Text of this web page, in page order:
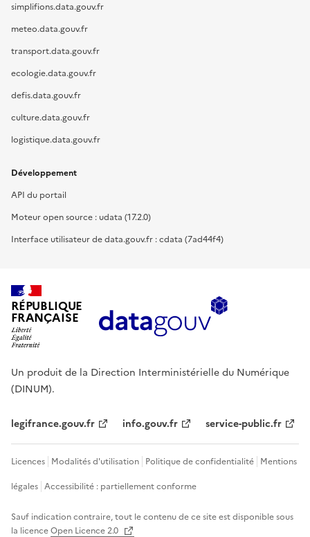
simplifions.data.gouv.fr
meteo.data.gouv.fr
transport.data.gouv.fr
ecologie.data.gouv.fr
defis.data.gouv.fr
culture.data.gouv.fr
logistique.data.gouv.fr
Développement
API du portail
Moteur open source : udata (17.2.0)
Interface utilisateur de data.gouv.fr : cdata (7ad44f4)
RÉPUBLIQUE
FRANÇAISE
Un produit de la Direction Interministérielle du Numérique
(DINUM).
legifrance.gouv.fr info.gouv.fr service-public.fr
Licences Modalités d'utilisation Politique de confidentialité Mentions
légales Accessibilité : partiellement conforme
Sauf indication contraire, tout le contenu de ce site est disponible sous
la licenceOpen Licence 2.0